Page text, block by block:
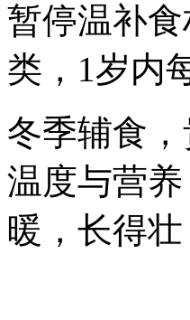
暂停温补
类，1岁内
冬季辅食
温度与营
暖，长得